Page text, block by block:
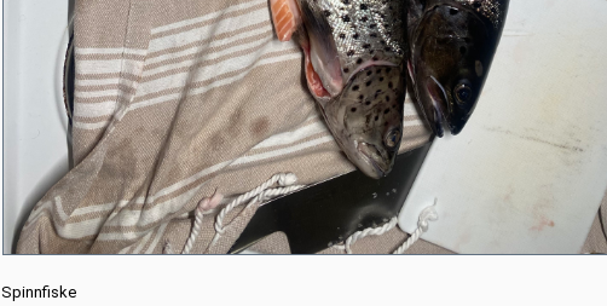
Spinnfiske